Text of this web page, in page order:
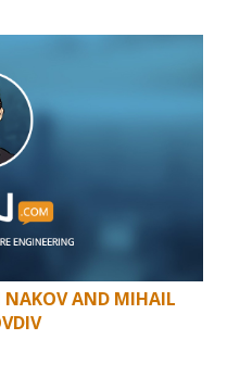
NAKOV AND MIHAIL